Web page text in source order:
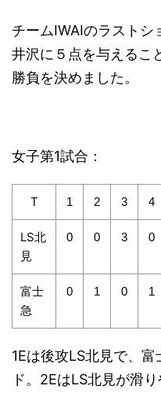
チームIWAIのラストシ
井沢に５点を与えるこ
勝負を決めました。
女子第1試合：
T 1 2 3 4
LS北
見
0 0 3 0
富士
急
0 1 0 1
1Eは後攻LS北見で、
ド。2EはLS北見が滑